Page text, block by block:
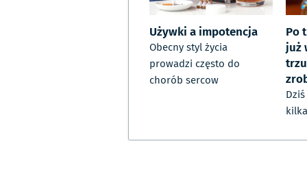
Używki a impotencja
Obecny styl życia
prowadzi często do
chorób sercow
Po
już